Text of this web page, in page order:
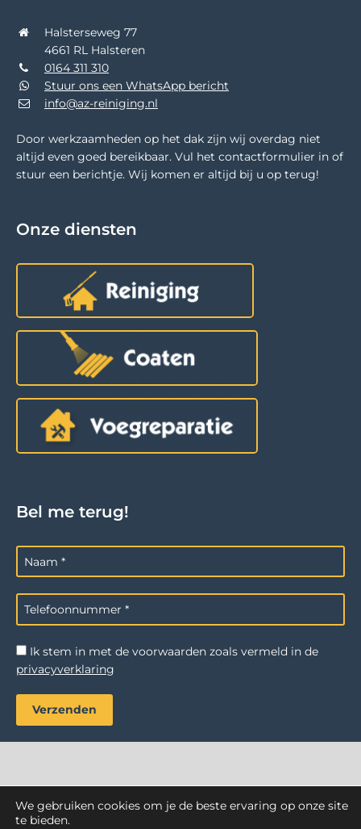
Halsterseweg 77
4661 RL Halsteren
0164 311 310
Stuur ons een WhatsApp bericht
info@az-reiniging.nl
Door werkzaamheden op het dak zijn wij overdag niet
altijd even goed bereikbaar. Vul het contactformulier in of
stuur een berichtje. Wij komen er altijd bij u op terug!
Onze diensten
Bel me terug!
Ik stem in met de voorwaarden zoals vermeld in de
privacyverklaring
AZ Reiniging. Alle rechten voorbehouden.
We gebruiken cookies om je de beste ervaring op onze site
te bieden.